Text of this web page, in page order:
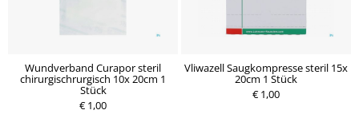
Wundverband Curapor steril
chirurgischrurgisch 10x 20cm 1
Stück
€ 1,00
Vliwazell Saugkompresse steril 15x
20cm 1 Stück
€ 1,00